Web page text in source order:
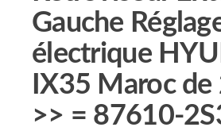
Gauche
électrique
IX35 Maroc
>> = 87610-